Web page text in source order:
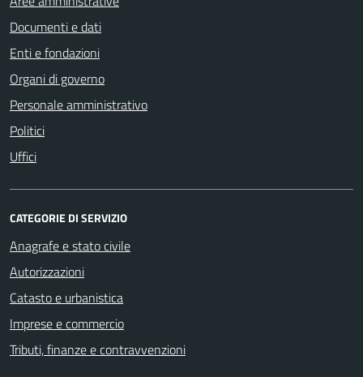
Documenti e dati
Enti e fondazioni
Organi di governo
Personale amministrativo
Politici
Uffici
CATEGORIE DI SERVIZIO
Anagrafe e stato civile
Autorizzazioni
Catasto e urbanistica
Imprese e commercio
Tributi, finanze e contravvenzioni